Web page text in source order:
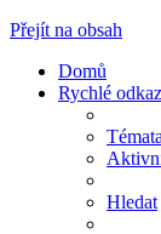
Přejít na obsah
Domů
Rychlé
Hledat